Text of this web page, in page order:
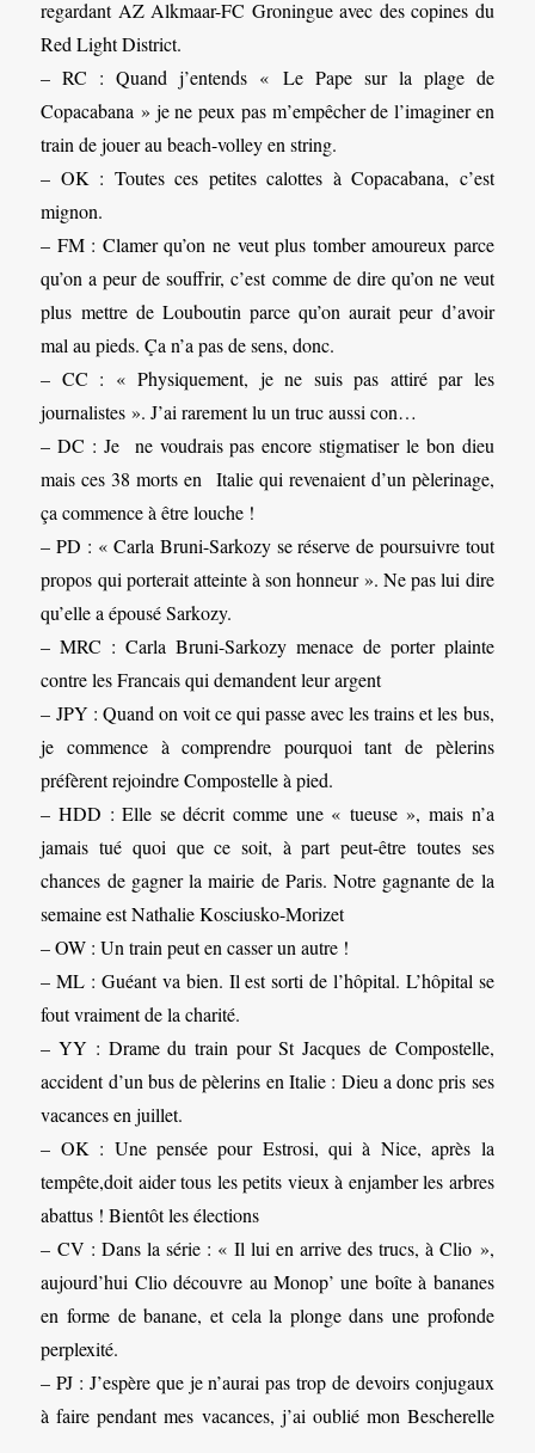
regardant AZ Alkmaar-FC Groningue avec des copines du
Red Light District.
– RC : Quand j’entends « Le Pape sur la plage de
Copacabana » je ne peux pas m’empêcher de l’imaginer en
train de jouer au beach-volley en string.
– OK : Toutes ces petites calottes à Copacabana, c’est
mignon.
– FM : Clamer qu’on ne veut plus tomber amoureux parce
qu’on a peur de souffrir, c’est comme de dire qu’on ne veut
plus mettre de Louboutin parce qu’on aurait peur d’avoir
mal au pieds. Ça n’a pas de sens, donc.
– CC : « Physiquement, je ne suis pas attiré par les
journalistes ». J’ai rarement lu un truc aussi con…
– DC : Je ne voudrais pas encore stigmatiser le bon dieu
mais ces 38 morts en Italie qui revenaient d’un pèlerinage,
ça commence à être louche !
– PD : « Carla Bruni-Sarkozy se réserve de poursuivre tout
propos qui porterait atteinte à son honneur ». Ne pas lui dire
qu’elle a épousé Sarkozy.
– MRC : Carla Bruni-Sarkozy menace de porter plainte
contre les Francais qui demandent leur argent
– JPY : Quand on voit ce qui passe avec les trains et les bus,
je commence à comprendre pourquoi tant de pèlerins
préfèrent rejoindre Compostelle à pied.
– HDD : Elle se décrit comme une « tueuse », mais n’a
jamais tué quoi que ce soit, à part peut-être toutes ses
chances de gagner la mairie de Paris. Notre gagnante de la
semaine est Nathalie Kosciusko-Morizet
– OW : Un train peut en casser un autre !
– ML : Guéant va bien. Il est sorti de l’hôpital. L’hôpital se
fout vraiment de la charité.
– YY : Drame du train pour St Jacques de Compostelle,
accident d’un bus de pèlerins en Italie : Dieu a donc pris ses
vacances en juillet.
– OK : Une pensée pour Estrosi, qui à Nice, après la
tempête,doit aider tous les petits vieux à enjamber les arbres
abattus ! Bientôt les élections
– CV : Dans la série : « Il lui en arrive des trucs, à Clio »,
aujourd’hui Clio découvre au Monop’ une boîte à bananes
en forme de banane, et cela la plonge dans une profonde
perplexité.
– PJ : J’espère que je n’aurai pas trop de devoirs conjugaux
à faire pendant mes vacances, j’ai oublié mon Bescherelle